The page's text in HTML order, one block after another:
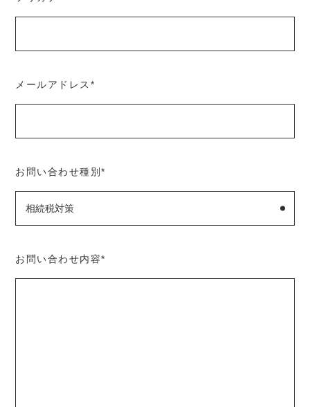
メールアドレス *
お問い合わせ種別*
お問い合わせ内容*